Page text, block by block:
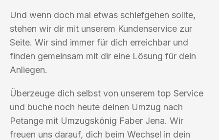
Und wenn doch mal etwas schiefgehen sollte,
stehen wir dir mit unserem Kundenservice zur
Seite. Wir sind immer für dich erreichbar und
finden gemeinsam mit dir eine Lösung für dein
Anliegen.
Überzeuge dich selbst von unserem top Service
und buche noch heute deinen Umzug nach
Petange mit Umzugskönig Faber Jena. Wir
freuen uns darauf, dich beim Wechsel in dein